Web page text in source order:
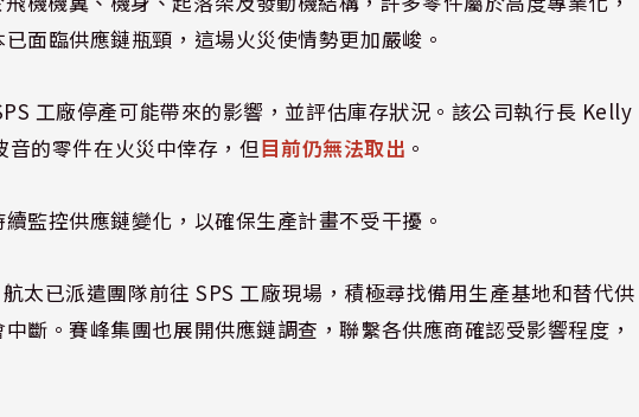
已面臨供應鏈瓶頸，這場火災使情勢更加嚴峻。
工廠停產可能帶來的影響，並評估庫存狀況。該公司執行長 Kelly
的零件在火災中倖存，但目前仍無法取出 。
續監控供應鏈變化，以確保生產計畫不受干擾。
太已派遣團隊前往 SPS 工廠現場，積極尋找備用生產基地和替代供
斷。賽峰集團也展開供應鏈調查，聯繫各供應商確認受影響程度，